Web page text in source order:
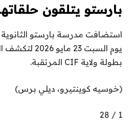
بارستو يتلقون
استضافت مدرسة بارستو الثانوية
يوم السبت 23
بطولة ولاية CIF المرتقبة.
(خوسيه كوينتيرو، ديلي برس)
1
/
28